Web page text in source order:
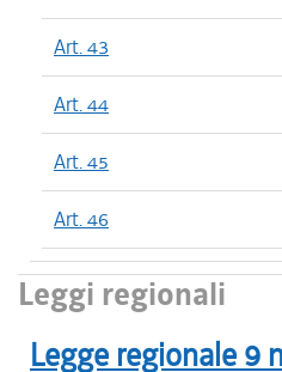
Art. 43
Art. 44
Art. 45
Art. 46
Leggi regionali
Legge regionale 9